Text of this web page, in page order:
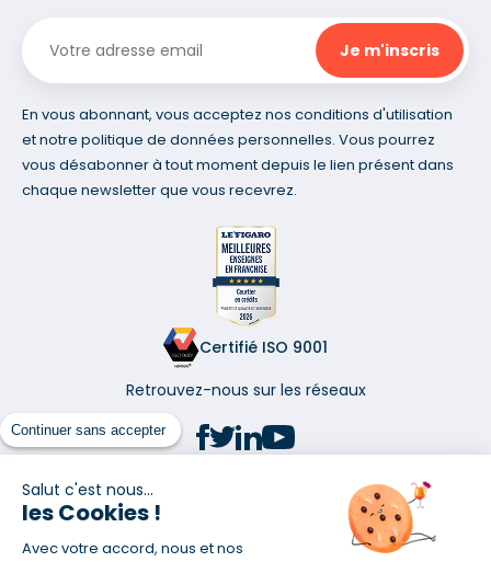
Continuer sans accepter
Salut c'est nous...
les Cookies !
Avec votre accord, nous et nos
En vous abonnant, vous acceptez nos conditions d'utilisation
et notre politique de données personnelles. Vous pourrez
vous désabonner à tout moment depuis le lien présent dans
chaque newsletter que vous recevrez.
Certifié ISO 9001
Retrouvez-nous sur les réseaux
(1) Taux fixe national hors assurance et selon votre profil
(2) Économie de 65 % pour l'assurance d'un prêt amortissable de 330